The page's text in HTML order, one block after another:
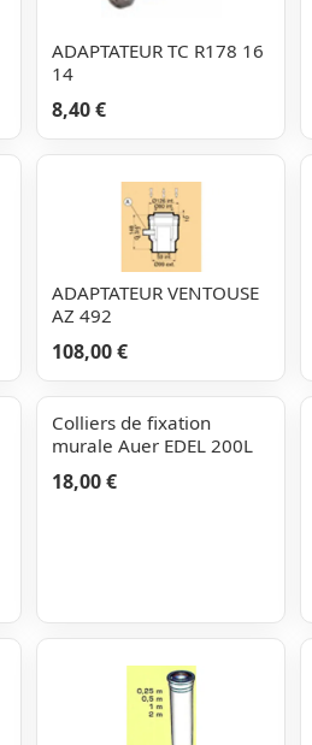
ADAPTATEUR TC R178 16
14
8,40 €
ADAPTATEUR VENTOUSE
AZ 492
108,00 €
Colliers de fixation
murale Auer EDEL 200L
18,00 €